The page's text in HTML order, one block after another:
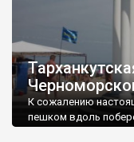
К сожалению
пешком вдоль